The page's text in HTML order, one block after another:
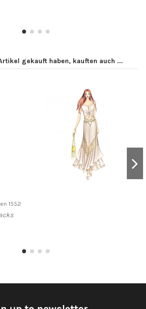
gekauft haben, kauften auch ...
1552